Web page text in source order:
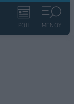
ΡΟΗ ΜΕΝΟΥ